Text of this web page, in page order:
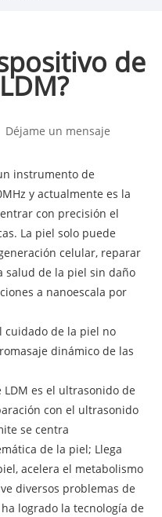
de
Déjame un mensaje
instrumento de
y actualmente es la
con precisión el
La piel solo puede
celular, reparar
salud de la piel sin daño
a nanoescala por
cuidado de la piel no
dinámico de las
es el ultrasonido de
con el ultrasonido
se centra
de la piel; Llega
acelera el metabolismo
diversos problemas de
logrado la tecnología de